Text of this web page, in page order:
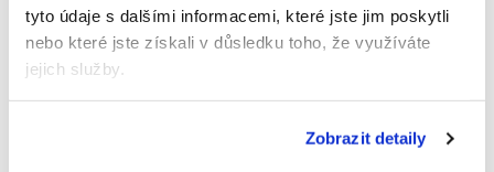
tyto údaje s dalšími informacemi, které jste jim poskytli
nebo které jste získali v důsledku toho, že využíváte
jejich služby.
Zobrazit detaily
Složení:jablka 65%, jahody 20%, TVAROH 15%
koncentrát z černé mrkve, citronová šťáva z
koncentrátu, mléčnan vápenatý, vitamín C.